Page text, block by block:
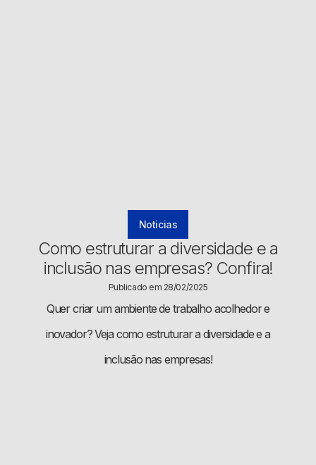
Noticias
Como estruturar a diversidade e a
inclusão nas empresas? Confira!
Publicado em 28/02/2025
Quer criar um ambiente de trabalho acolhedor e
inovador? Veja como estruturar a diversidade e a
inclusão nas empresas!